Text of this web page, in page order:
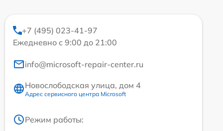
+7 (495) 023-41-97
Ежедневно с 9:00 до 21:00
info@microsoft-repair-center.ru
Новослободская улица, дом 4
Адрес сервисного центра Microsoft
Режим работы: